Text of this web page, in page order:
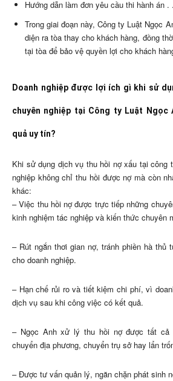
Hướng dẫn làm đơn yêu cầu thi hành án .
Trong giai đoạn này, Công ty Luật Ngọc
diện ra tòa thay cho khách hàng, đồng
tại tòa để bảo vệ quyền lợi cho khách
Doanh nghiệp được lợi ích gì khi sử
chuyên nghiệp tại Công ty Luật Ngọc
quả uy tín?
Khi sử dụng dịch vụ thu hồi nợ xấu tại công
nghiệp không chỉ thu hồi được nợ mà còn
khác:
– Việc thu hồi nợ được trực tiếp những
kinh nghiệm tác nghiệp và kiến thức chuyên
– Rút ngắn thơi gian nợ, tránh phiền hà thủ
cho doanh nghiệp.
– Hạn chế rủi ro và tiết kiệm chi phí, vì
dịch vụ sau khi công việc có kết quả.
– Ngọc Anh xử lý thu hồi nợ được tất cả
chuyển địa phương, chuyển trụ sở hay lẩn
– Được tư vấn quản lý, ngăn chặn phát sinh